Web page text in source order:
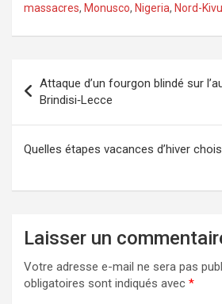
massacres, Monusco, Nigeria, Nord-Kivu
de
l’article
Attaque d’un fourgon blindé sur
Brindisi‑Lecce
Quelles étapes vacances d’hiver
Laisser un
Votre adresse e-mail ne sera pas
obligatoires sont indiqués avec *